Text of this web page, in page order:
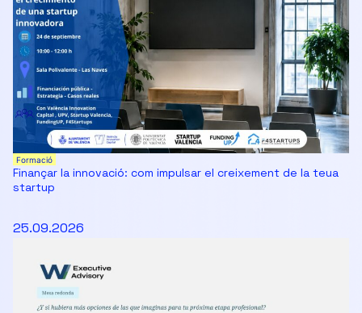
Formació
Finançar la innovació: com impulsar el creixement de la teua
startup
25.09.2026